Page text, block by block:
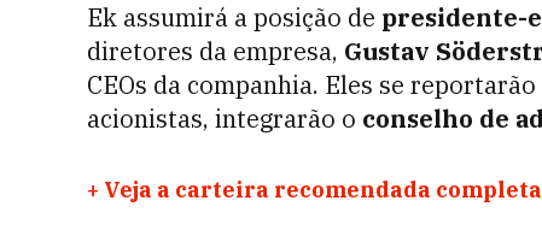
Ek assumirá a posição de presidente-
diretores da empresa, Gustav
CEOs da companhia. Eles se
acionistas, integrarão o conselho de
+ Veja a carteira recomendada